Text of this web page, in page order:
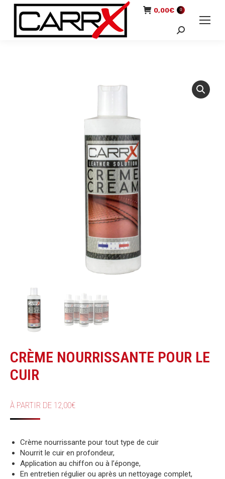
0,00€ 0
Recherche
CRÈME NOURRISSANTE POUR LE
CUIR
À PARTIR DE 12,00€
Crème nourrissante pour tout type de cuir
Nourrit le cuir en profondeur,
Application au chiffon ou à l’éponge,
En entretien régulier ou après un nettoyage complet,